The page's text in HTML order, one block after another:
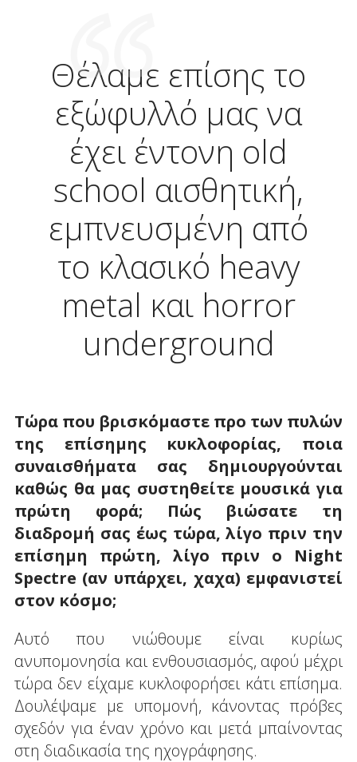
Θέλαμε επίσης το
εξώφυλλό μας να
έχει έντονη old
school αισθητική,
εμπνευσμένη από
το κλασικό heavy
metal και horror
underground
Τώρα που βρισκόμαστε προ των πυλών
της επίσημης κυκλοφορίας, ποια
συναισθήματα σας δημιουργούνται
καθώς θα μας συστηθείτε μουσικά για
πρώτη φορά; Πώς βιώσατε τη
διαδρομή σας έως τώρα, λίγο πριν την
επίσημη πρώτη, λίγο πριν ο Night
Spectre (αν υπάρχει, χαχα) εμφανιστεί
στον κόσμο;
Αυτό που νιώθουμε είναι κυρίως
ανυπομονησία και ενθουσιασμός, αφού μέχρι
τώρα δεν είχαμε κυκλοφορήσει κάτι επίσημα.
Δουλέψαμε με υπομονή, κάνοντας πρόβες
σχεδόν για έναν χρόνο και μετά μπαίνοντας
στη διαδικασία της ηχογράφησης.